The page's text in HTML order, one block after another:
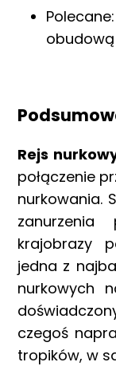
Rejs
połączenie
nurkowania.
krajobrazy
jedna z
nurkowych
czegoś
tropików, w